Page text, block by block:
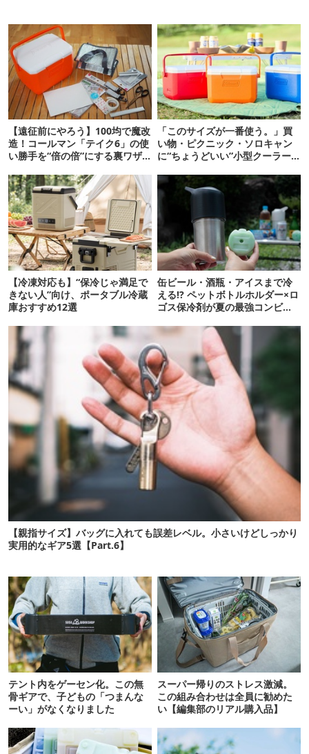
【遠征前にやろう】100均で魔改
造！コールマン「テイク6」の使
い勝手を“倍の倍”にする裏ワザ6
「このサイズが一番使う。」買
い物・ピクニック・ソロキャン
に“ちょうどいい”小型クーラー
【冷凍対応も】“保冷じゃ満足で
きない人”向け、ポータブル冷蔵
庫おすすめ12選
缶ビール・酒瓶・アイスまで冷
える!? ペットボトルホルダー×ロ
ゴス保冷剤が夏の最強コンビだ
【親指サイズ】バッグに入れても誤差レベル。小さいけどしっかり
実用的なギア5選【Part.6】
テント内をゲーセン化。この無
骨ギアで、子どもの「つまんな
ーい」がなくなりました
スーパー帰りのストレス激減。
この組み合わせは全員に勧めた
い【編集部のリアル購入品】